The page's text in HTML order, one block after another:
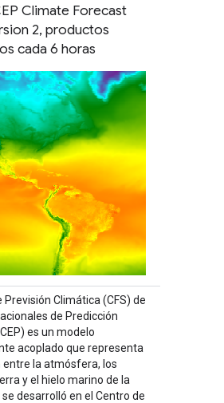
Climate Forecast
2, productos
cada 6 horas
Previsión Climática (CFS) de
de Predicción
es un modelo
acoplado que representa
entre la atmósfera, los
y el hielo marino de la
se desarrolló en el Centro de